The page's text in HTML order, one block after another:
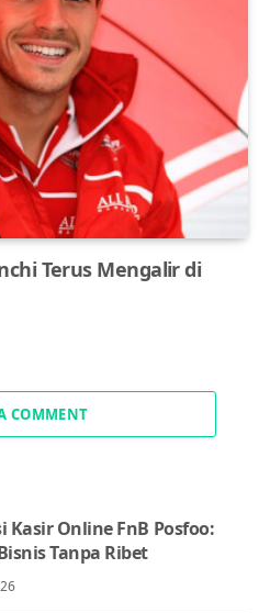
Terus Mengalir di
COMMENT
Kasir Online FnB Posfoo:
Tanpa Ribet